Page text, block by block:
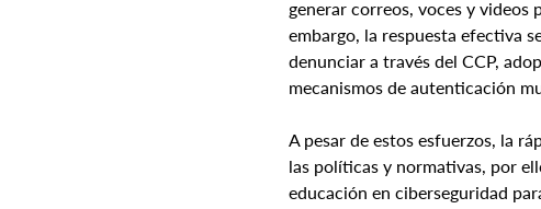
generar correos, voces y videos
embargo, la respuesta efectiva
denunciar a través del CCP,
mecanismos de autenticación
A pesar de estos esfuerzos, la
las políticas y normativas, por
educación en ciberseguridad